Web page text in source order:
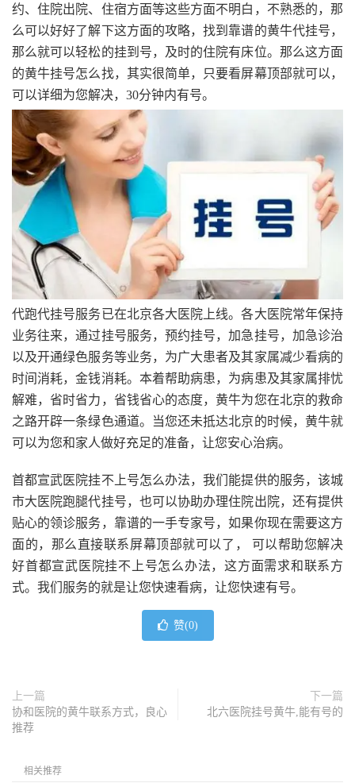
约、住院出院、住宿方面等这些方面不明白，不熟悉的，那
么可以好好了解下这方面的攻略，找到靠谱的黄牛代挂号，
那么就可以轻松的挂到号，及时的住院有床位。那么这方面
的黄牛挂号怎么找，其实很简单，只要看屏幕顶部就可以，
可以详细为您解决，30分钟内有号。
代跑代挂号服务已在北京各大医院上线。各大医院常年保持
业务往来，通过挂号服务，预约挂号，加急挂号，加急诊治
以及开通绿色服务等业务，为广大患者及其家属减少看病的
时间消耗，金钱消耗。本着帮助病患，为病患及其家属排忧
解难，省时省力，省钱省心的态度，黄牛为您在北京的救命
之路开辟一条绿色通道。当您还未抵达北京的时候，黄牛就
可以为您和家人做好充足的准备，让您安心治病。
首都宣武医院挂不上号怎么办法，我们能提供的服务，该城
市大医院跑腿代挂号，也可以协助办理住院出院，还有提供
贴心的领诊服务，靠谱的一手专家号，如果你现在需要这方
面的，那么直接联系屏幕顶部就可以了， 可以帮助您解决
好首都宣武医院挂不上号怎么办法，这方面需求和联系方
式。我们服务的就是让您快速看病，让您快速有号。
赞(0)
上一篇
协和医院的黄牛联系方式，良心
推荐
下一篇
北六医院挂号黄牛,能有号的
相关推荐